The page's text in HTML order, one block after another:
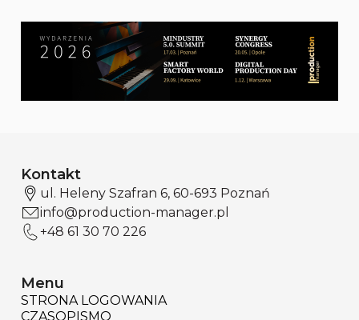
Kontakt
ul. Heleny Szafran 6, 60-693 Poznań
info@production-manager.pl
+48 61 30 70 226
Menu
STRONA LOGOWANIA
CZASOPISMO